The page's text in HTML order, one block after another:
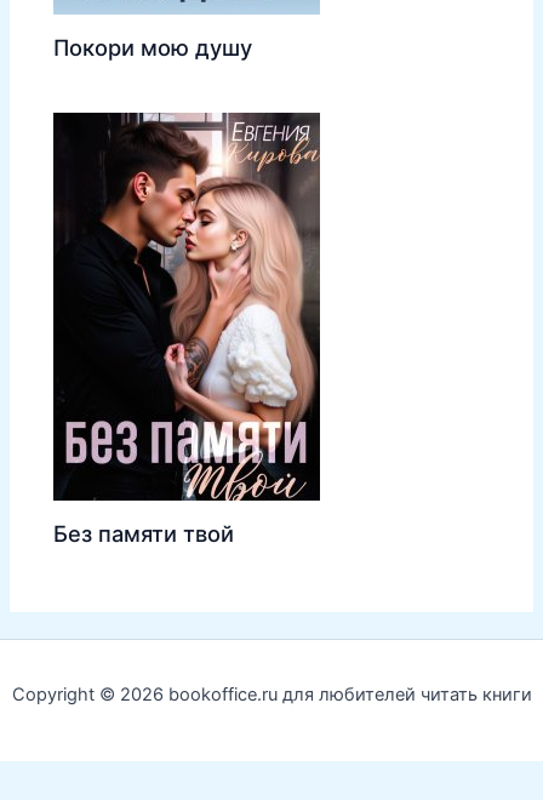
Покори мою душу
Без памяти твой
Copyright © 2026 bookoffice.ru для любителей читать книги